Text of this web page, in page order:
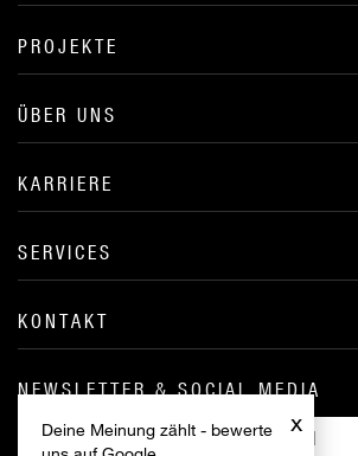
x
Deine Meinung zählt - bewerte
PROJEKTE
ÜBER UNS
KARRIERE
SERVICES
KONTAKT
NEWSLETTER & SOCIAL MEDIA
ANMELDEN